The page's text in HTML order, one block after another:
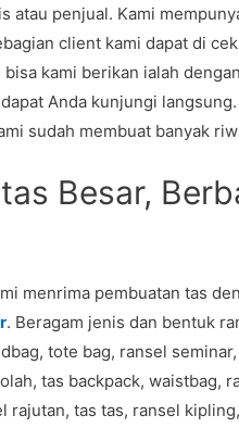
atau penjual. Kami
client kami dapat di
bisa kami berikan ialah
Anda kunjungi
sudah membuat banyak
Besar,
menrima pembuatan tas
. Beragam jenis dan bentuk
tote bag, ransel
tas backpack, waistbag,
rajutan, tas tas, ransel